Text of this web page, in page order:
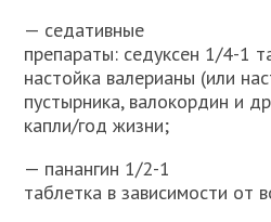
— седативные
препараты: седуксен 1/4-1
настойка валерианы (или
пустырника, валокордин и
капли/год жизни;
— панангин 1/2-1
таблетка в зависимости от